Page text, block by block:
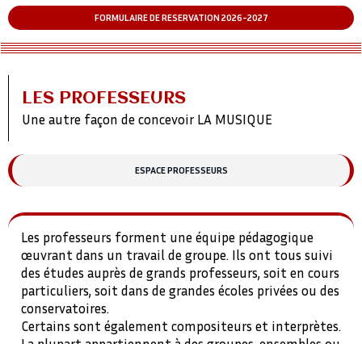
FORMULAIRE DE RESERVATION 2026-2027
LES PROFESSEURS
Une autre façon de concevoir LA MUSIQUE
ESPACE PROFESSEURS
Les professeurs forment une équipe pédagogique
œuvrant dans un travail de groupe. Ils ont tous suivi
des études auprès de grands professeurs, soit en cours
particuliers, soit dans de grandes écoles privées ou des
conservatoires.
Certains sont également compositeurs et interprètes.